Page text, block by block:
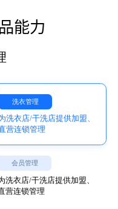
能力
洗衣管理
洗衣店/干洗店提供加盟、
营连锁管理
会员管理
洗衣店/干洗店提供加盟、
营连锁管理